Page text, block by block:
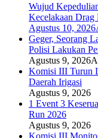
Wujud
Kecelakaan
Agustus 10, 2026
Geger, Seorang
Polisi Lakukan
Agustus 9, 2026
Komisi III Turun
Daerah Irigasi
Agustus 9, 2026
1 Event 3
Run 2026
Agustus 9, 2026
Komisi III